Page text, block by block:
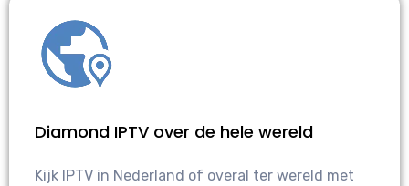
Diamond IPTV over de hele wereld
Kijk IPTV in Nederland of overal ter wereld met